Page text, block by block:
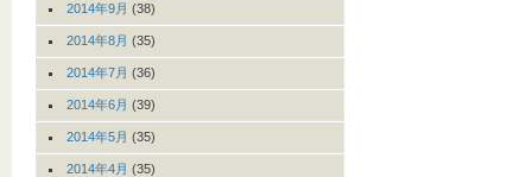
2014年9月 (38)
2014年8月 (35)
2014年7月 (36)
2014年6月 (39)
2014年5月 (35)
2014年4月 (35)